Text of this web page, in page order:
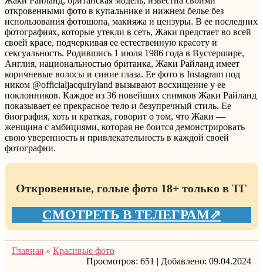
откровенными фото в купальнике и нижнем белье без
использования фотошопа, макияжа и цензуры. В ее последних
фотографиях, которые утекли в сеть, Жаки предстает во всей
своей красе, подчеркивая ее естественную красоту и
сексуальность. Родившись 1 июля 1986 года в Вустершире,
Англия, национальностью британка, Жаки Райланд имеет
коричневые волосы и синие глаза. Ее фото в Instagram под
ником @officialjacquiryland вызывают восхищение у ее
поклонников. Каждое из 36 новейших снимков Жаки Райланд
показывает ее прекрасное тело и безупречный стиль. Ее
биография, хоть и краткая, говорит о том, что Жаки —
женщина с амбициями, которая не боится демонстрировать
свою уверенность и привлекательность в каждой своей
фотографии.
Откровенные, голые фото 18+ только в ТГ
СМОТРЕТЬ В ТЕЛЕГРАМ⇗
Главная » Красивые фото
Просмотров: 651 | Добавлено: 09.04.2024